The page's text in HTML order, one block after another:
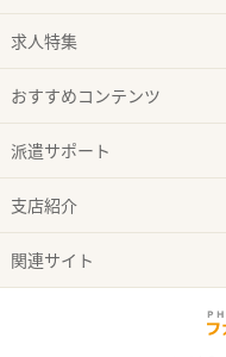
求人特集
おすすめコンテンツ
派遣サポート
支店紹介
関連サイト